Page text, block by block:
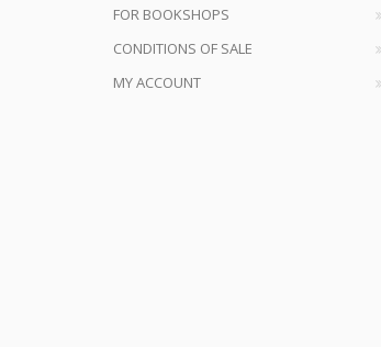
FOR BOOKSHOPS
CONDITIONS OF SALE
MY ACCOUNT